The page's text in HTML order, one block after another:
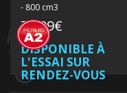
- 800 cm3
7 999€
DISPONIBLE À
L'ESSAI SUR
RENDEZ-VOUS